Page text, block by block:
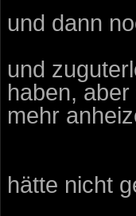
und dann
und
haben,
mehr
hätte nicht